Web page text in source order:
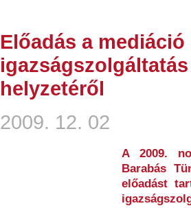
Előadás a
helyzetéről
2009. 12. 02
A 2009.
Barabás
előadást